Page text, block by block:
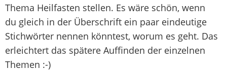
Thema Heilfasten stellen. Es wäre schön, wenn
du gleich in der Überschrift ein paar eindeutige
Stichwörter nennen könntest, worum es geht. Das
erleichtert das spätere Auffinden der einzelnen
Themen :-)